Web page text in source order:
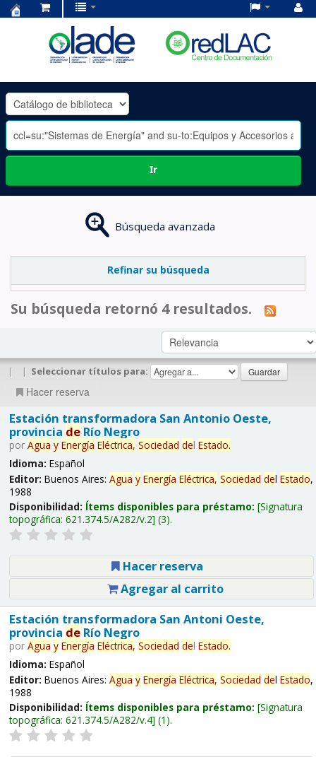
OLADE
-
Ir
Búsqueda avanzada
Refinar su búsqueda
Su búsqueda retornó 4 resultados.
| | Seleccionar títulos para:
Hacer reserva
Estación transformadora San Antonio Oeste,
provincia deRío Negro
por Agua y Energía Eléctrica, Sociedad del Estado.
Idioma: Español
Editor: Buenos Aires: Agua y Energía Eléctrica, Sociedad del Estado,
1988
Disponibilidad: Ítems disponibles para préstamo: Signatura
topográfica: 621.374.5/A282/v.2 (3).
Hacer reserva
Agregar al carrito
Estación transformadora San Antoni Oeste,
provincia deRío Negro
por Agua y Energía Eléctrica, Sociedad del Estado.
Idioma: Español
Editor: Buenos Aires: Agua y Energía Eléctrica, Sociedad del Estado,
1988
Disponibilidad: Ítems disponibles para préstamo: Signatura
topográfica: 621.374.5/A282/v.4 (1).